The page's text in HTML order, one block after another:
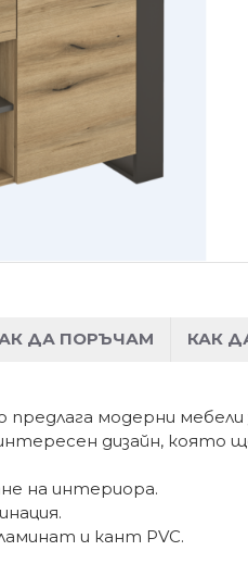
ДА ПОРЪЧАМ КАК
модерни мебели
дизайн, която
на интериора.
и кант PVC.